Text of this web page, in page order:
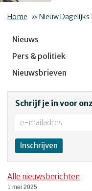
Home » Nieuw
Nieuws
Pers & politiek
Nieuwsbrieven
Schrijf je in voor
Alle nieuwsberichten
1 mei 2025